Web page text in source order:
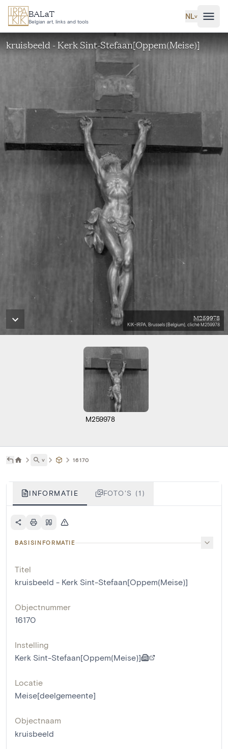
Ga naar hoofdinhoud
BALaT
Belgian art, links and tools
NL˅
kruisbeeld - Kerk Sint-Stefaan[Oppem(Meise)]
M259978
KIK-IRPA, Brussels (Belgium), cliché M259978
M259978
˅ 16170
INFORMATIE FOTO'S (1)
BASISINFORMATIE
Titel
kruisbeeld - Kerk Sint-Stefaan[Oppem(Meise)]
Objectnummer
16170
Instelling
Kerk Sint-Stefaan[Oppem(Meise)]
Locatie
Meise[deelgemeente]
Objectnaam
kruisbeeld